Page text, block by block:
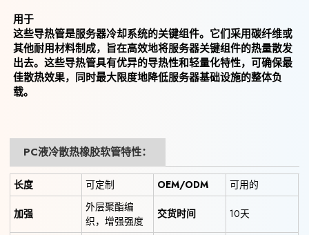
用于
这些导热管是服务器冷却系统的关键组件。它们采用碳纤维或
其他耐用材料制成，旨在高效地将服务器关键组件的热量散发
出去。这些导热管具有优异的导热性和轻量化特性，可确保最
佳散热效果，同时最大限度地降低服务器基础设施的整体负
载。
PC液冷散热橡胶软管特性：
长度 可定制 OEM/ODM 可用的
加强
外层聚酯编
织，增强强度
交货时间 10天